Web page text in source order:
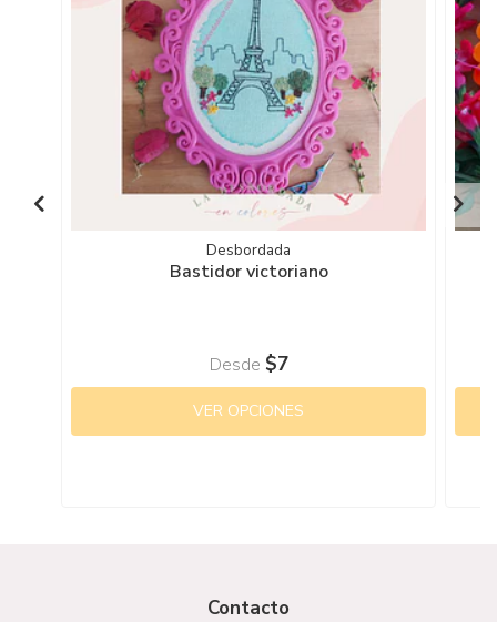
Desbordada
Bastidor victoriano
Desde $7
VER OPCIONES
Contacto